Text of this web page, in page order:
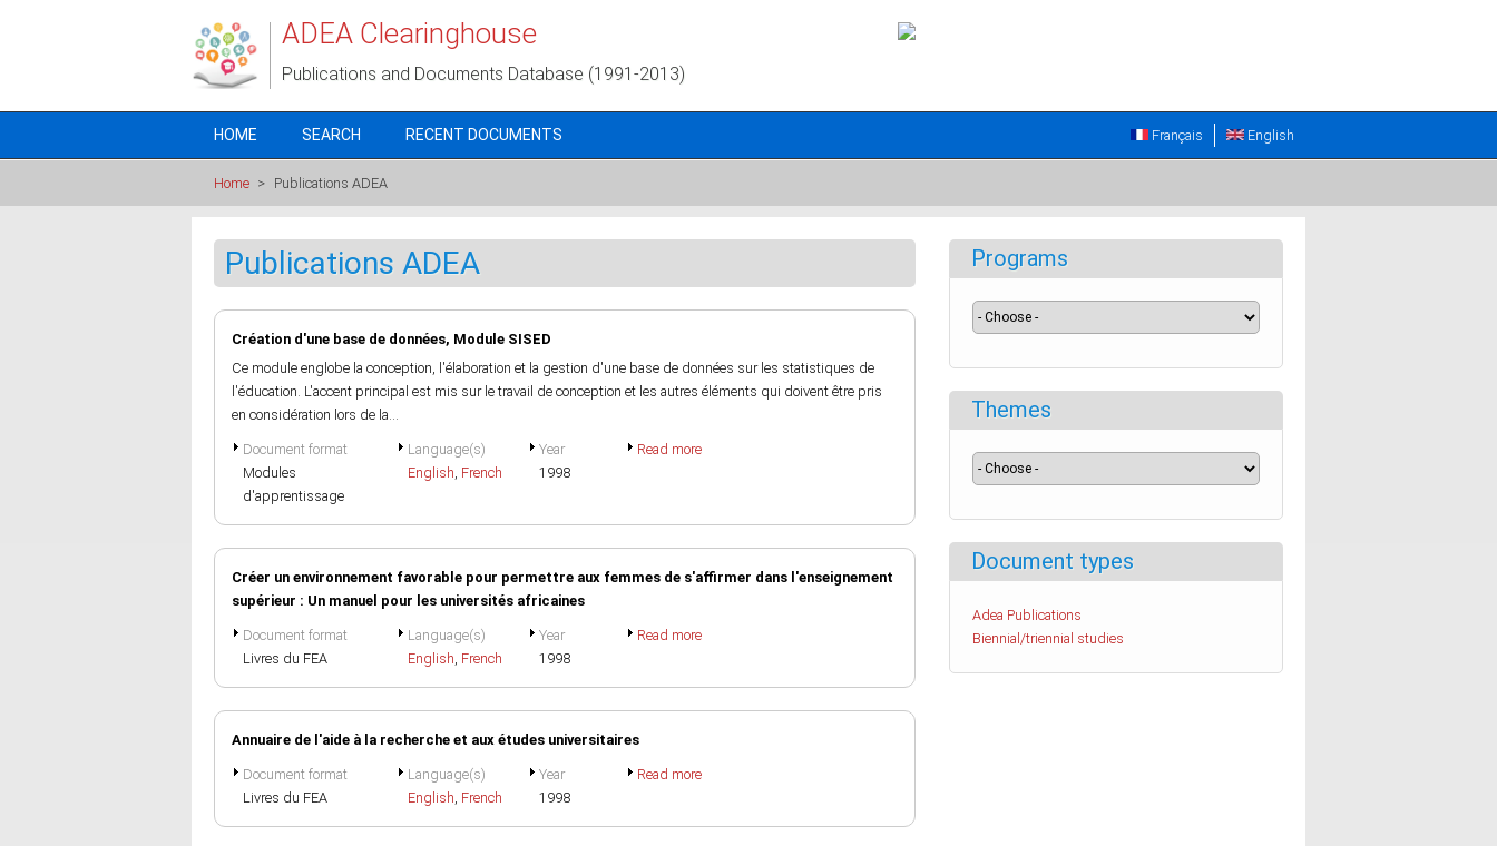
ADEA Clearinghouse
Publications and Documents Database (1991-2013)
HOME SEARCH RECENT DOCUMENTS English
Français
Home > Publications ADEA
Publications ADEA
Création d'une base de données, Module SISED
Ce module englobe la conception, l'élaboration et la gestion d'une base de données sur les statistiques de
l'éducation. L'accent principal est mis sur le travail de conception et les autres éléments qui doivent être pris
en considération lors de la...
Document format
Modules
d'apprentissage
Language(s)
English, French
Year
1998
Read more
Créer un environnement favorable pour permettre aux femmes de s'affirmer dans l'enseignement
supérieur : Un manuel pour les universités africaines
Document format
Livres du FEA
Language(s)
English, French
Year
1998
Read more
Annuaire de l'aide à la recherche et aux études universitaires
Document format
Livres du FEA
Language(s)
English, French
Year
1998
Read more
Programs
Themes
Document types
Adea Publications
Biennial/triennial studies